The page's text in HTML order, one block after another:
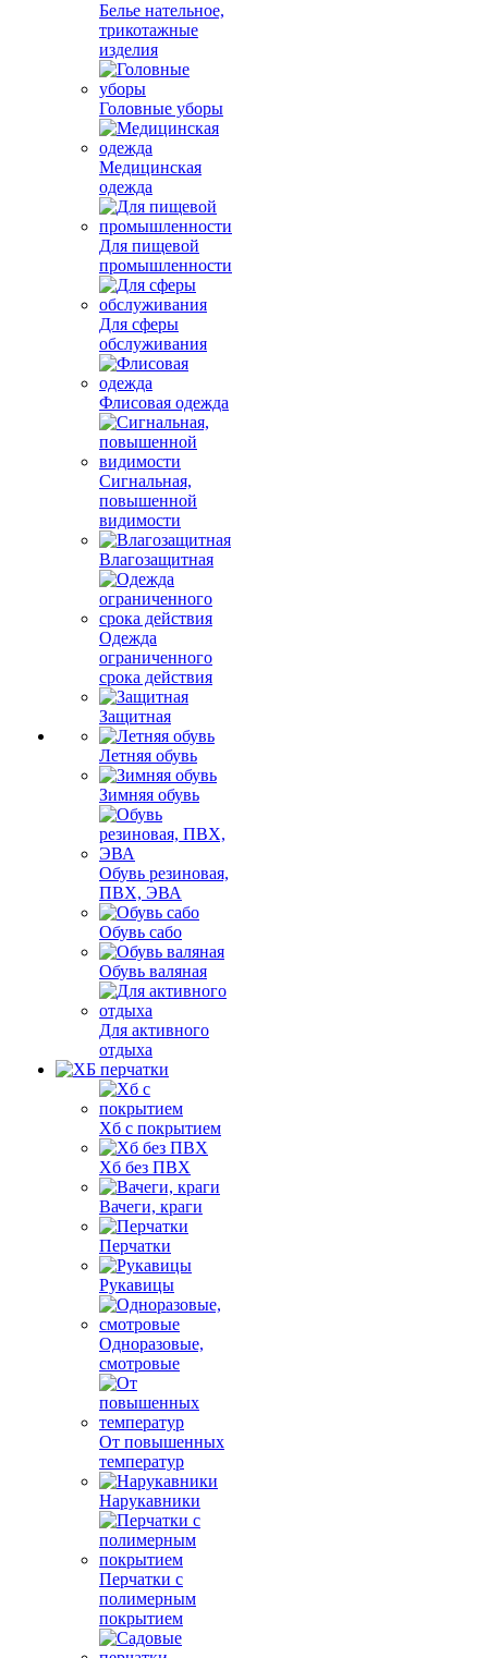
Белье нательное,
трикотажные
изделия
Головные уборы
Медицинская
одежда
Для пищевой
промышленности
Для сферы
обслуживания
Флисовая одежда
Сигнальная,
повышенной
видимости
Влагозащитная
Одежда
ограниченного
срока действия
Защитная
Летняя обувь
Зимняя обувь
Обувь резиновая,
ПВХ, ЭВА
Обувь сабо
Обувь валяная
Для активного
отдыха
Хб с покрытием
Хб без ПВХ
Вачеги, краги
Перчатки
Рукавицы
Одноразовые,
смотровые
От повышенных
температур
Нарукавники
Перчатки с
полимерным
покрытием